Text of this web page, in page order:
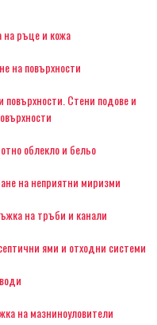
на ръце и кожа
на повърхности
Стени подове и
облекло и бельо
на неприятни миризми
на тръби и канали
ями и отходни системи
на мазниноуловители